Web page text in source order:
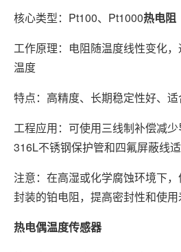
核心类型：Pt100、Pt1000热电阻
工作原理：电阻随温度线性变化
温度
特点：高精度、长期稳定性好、
工程应用：可使用三线制补偿减
316L不锈钢保护管和四氟屏蔽线
注意：在高湿或化学腐蚀环境下
封装的铂电阻，提高密封性和使
热电偶温度传感器